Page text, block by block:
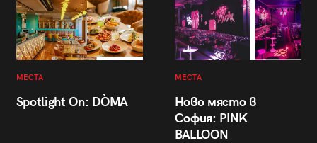
МЕСТА
Spotlight On: DÒMA
МЕСТА
Ново място в
София: PINK
BALLOON